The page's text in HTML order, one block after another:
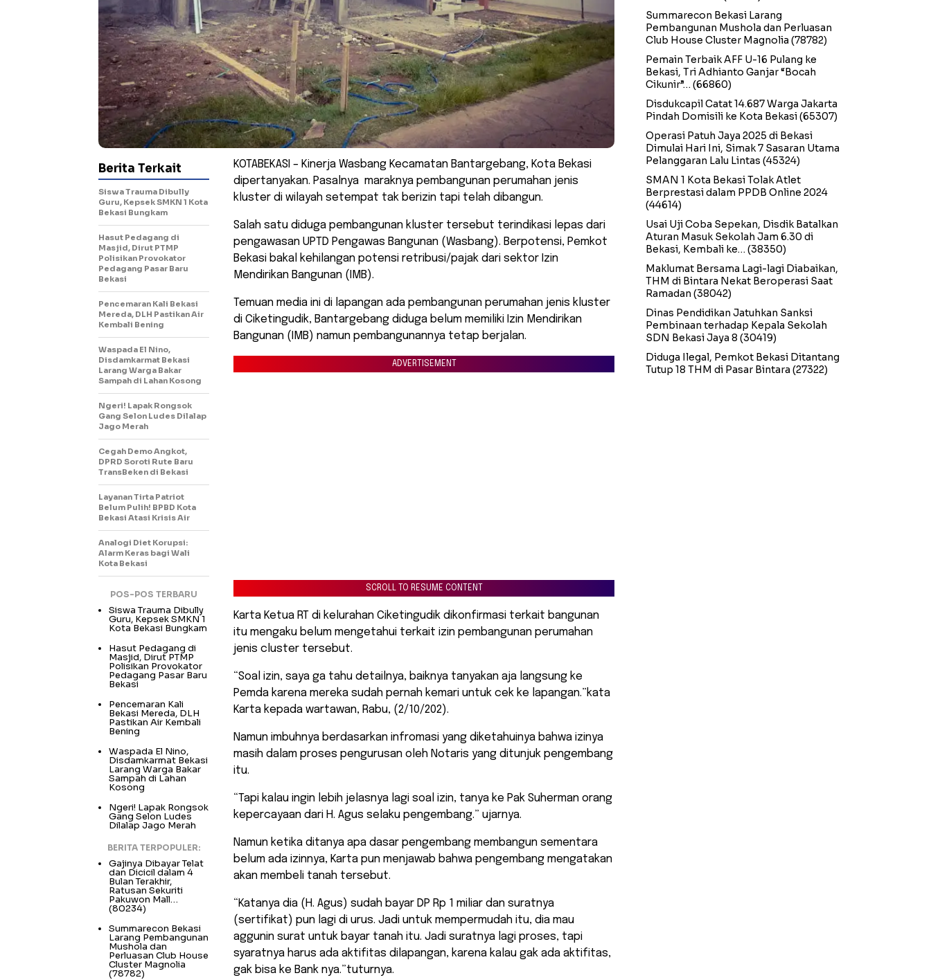
KOTABEKASI – Kinerja Wasbang Kecamatan Bantargebang, Kota Bekasi
dipertanyakan. Pasalnya maraknya pembangunan perumahan jenis
kluster di wilayah setempat tak berizin tapi telah dibangun.
Salah satu diduga pembangunan kluster tersebut terindikasi lepas dari
pengawasan UPTD Pengawas Bangunan (Wasbang). Berpotensi, Pemkot
Bekasi bakal kehilangan potensi retribusi/pajak dari sektor Izin
Mendirikan Bangunan (IMB).
Temuan media ini di lapangan ada pembangunan perumahan jenis kluster
di Ciketingudik, Bantargebang diduga belum memiliki Izin Mendirikan
Bangunan (IMB) namun pembangunannya tetap berjalan.
ADVERTISEMENT
SCROLL TO RESUME CONTENT
Karta Ketua RT di kelurahan Ciketingudik dikonfirmasi terkait bangunan
itu mengaku belum mengetahui terkait izin pembangunan perumahan
jenis cluster tersebut.
“Soal izin, saya ga tahu detailnya, baiknya tanyakan aja langsung ke
Pemda karena mereka sudah pernah kemari untuk cek ke lapangan.”kata
Karta kepada wartawan, Rabu, (2/10/202).
Namun imbuhnya berdasarkan infromasi yang diketahuinya bahwa izinya
masih dalam proses pengurusan oleh Notaris yang ditunjuk pengembang
itu.
“Tapi kalau ingin lebih jelasnya lagi soal izin, tanya ke Pak Suherman orang
kepercayaan dari H. Agus selaku pengembang.” ujarnya.
Namun ketika ditanya apa dasar pengembang membangun sementara
belum ada izinnya, Karta pun menjawab bahwa pengembang mengatakan
akan membeli tanah tersebut.
“Katanya dia (H. Agus) sudah bayar DP Rp 1 miliar dan suratnya
(sertifikat) pun lagi di urus. Jadi untuk mempermudah itu, dia mau
aggunin surat untuk bayar tanah itu. Jadi suratnya lagi proses, tapi
syaratnya harus ada aktifitas dilapangan, karena kalau gak ada aktifitas,
gak bisa ke Bank nya.”tuturnya.
Berita Terkait
Siswa Trauma Dibully
Guru, Kepsek SMKN 1 Kota
Bekasi Bungkam
Hasut Pedagang di
Masjid, Dirut PTMP
Polisikan Provokator
Pedagang Pasar Baru
Bekasi
Pencemaran Kali Bekasi
Mereda, DLH Pastikan Air
Kembali Bening
Waspada El Nino,
Disdamkarmat Bekasi
Larang Warga Bakar
Sampah di Lahan Kosong
Ngeri! Lapak Rongsok
Gang Selon Ludes Dilalap
Jago Merah
Cegah Demo Angkot,
DPRD Soroti Rute Baru
TransBeken di Bekasi
Layanan Tirta Patriot
Belum Pulih! BPBD Kota
Bekasi Atasi Krisis Air
Analogi Diet Korupsi:
Alarm Keras bagi Wali
Kota Bekasi
POS-POS TERBARU
Siswa Trauma Dibully
Guru, Kepsek SMKN 1
Kota Bekasi Bungkam
Hasut Pedagang di
Masjid, Dirut PTMP
Polisikan Provokator
Pedagang Pasar Baru
Bekasi
Pencemaran Kali
Bekasi Mereda, DLH
Pastikan Air Kembali
Bening
Waspada El Nino,
Disdamkarmat Bekasi
Larang Warga Bakar
Sampah di Lahan
Kosong
Ngeri! Lapak Rongsok
Gang Selon Ludes
Dilalap Jago Merah
BERITA TERPOPULER:
Gajinya Dibayar Telat
dan Dicicil dalam 4
Bulan Terakhir,
Ratusan Sekuriti
Pakuwon Mall…
(80234)
Summarecon Bekasi
Larang Pembangunan
Mushola dan
Perluasan Club House
Cluster Magnolia
(78782)
Summarecon Bekasi Larang
Pembangunan Mushola dan Perluasan
Club House Cluster Magnolia (78782)
Pemain Terbaik AFF U-16 Pulang ke
Bekasi, Tri Adhianto Ganjar “Bocah
Cikunir”… (66860)
Disdukcapil Catat 14.687 Warga Jakarta
Pindah Domisili ke Kota Bekasi(65307)
Operasi Patuh Jaya 2025 di Bekasi
Dimulai Hari Ini, Simak 7 Sasaran Utama
Pelanggaran Lalu Lintas (45324)
SMAN 1 Kota Bekasi Tolak Atlet
Berprestasi dalam PPDB Online 2024
(44614)
Usai Uji Coba Sepekan, Disdik Batalkan
Aturan Masuk Sekolah Jam 6.30 di
Bekasi, Kembali ke… (38350)
Maklumat Bersama Lagi-lagi Diabaikan,
THM di Bintara Nekat Beroperasi Saat
Ramadan (38042)
Dinas Pendidikan Jatuhkan Sanksi
Pembinaan terhadap Kepala Sekolah
SDN Bekasi Jaya 8 (30419)
Diduga Ilegal, Pemkot Bekasi Ditantang
Tutup 18 THM di Pasar Bintara (27322)